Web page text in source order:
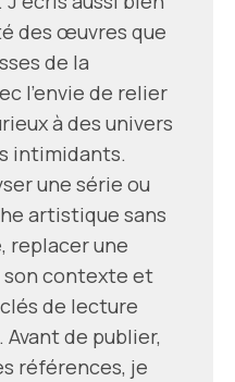
des œuvres que
de la
l'envie de relier
à des univers
intimidants.
une série ou
artistique sans
replacer une
contexte et
de lecture
de publier,
références, je